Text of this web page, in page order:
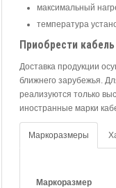
максимальный
температура
Приобрести
Доставка продукции
ближнего зарубежья.
реализуются только
иностранные марки
Маркоразмеры
Маркоразмер